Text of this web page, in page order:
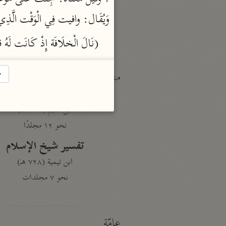
الماوردي (٤٥٠ هـ)
منتقاة
ابن القيم (٧٥١ هـ)
نحو ١٢ مجلدًا
تفسير شيخ الإسلام
ابن تيمية (٧٢٨ هـ)
نحو ٧ مجلدات
وَيُقَال: وافيت فِي الْوَقْت
(نَالَ الْخلَافَة إِذْ كَانَت